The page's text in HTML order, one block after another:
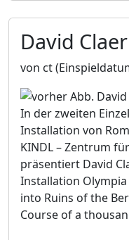
David
von ct
In der zweiten
Installation von
KINDL – Zentrum
präsentiert David
Installation
into Ruins of the
Course of a